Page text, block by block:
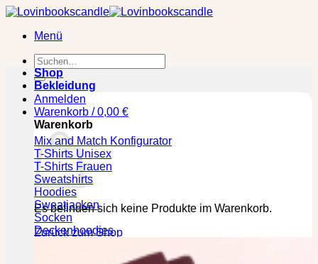
Zum
springenMenü
Suchen
nach:
Anmelden
Warenkorb /0,00 €
Warenkorb
Es befinden sich keine Produkte im Warenkorb.
Zurück zum Shop
🕒 Die jeweilige Lieferzeit bitte den Produktseiten
Shop
Bekleidung
Mix and Match Konfigurator
T-Shirts Unisex
T-Shirts Frauen
Sweatshirts
Hoodies
Sweatjacken
Socken
Deckenhoodies